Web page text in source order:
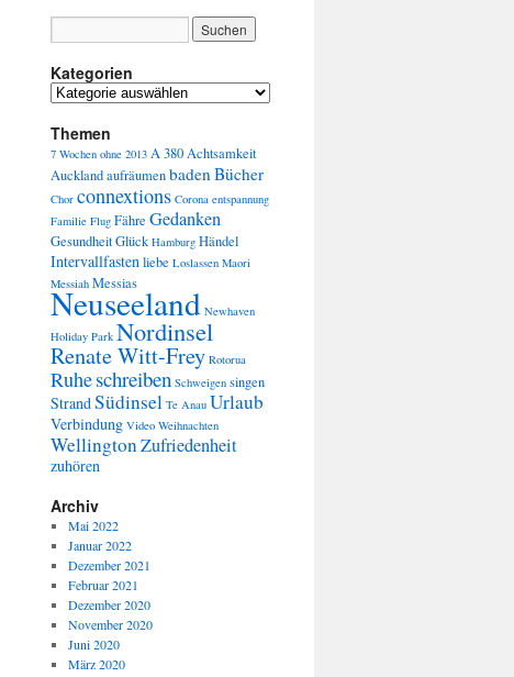
Kategorien
Themen
7 Wochen ohne 2013 A 380Achtsamkeit
AucklandaufräumenbadenBücher
Chor connextions Corona entspannung
Familie Flug Fähre Gedanken
GesundheitGlück Hamburg Händel
Intervallfastenliebe Loslassen Maori
Messiah Messias
Neuseeland Newhaven
Holiday Park Nordinsel
Renate Witt-Frey Rotorua
Ruheschreiben Schweigen singen
StrandSüdinsel Te Anau Urlaub
Verbindung Video Weihnachten
WellingtonZufriedenheit
zuhören
Archiv
Mai 2022
Januar 2022
Dezember 2021
Februar 2021
Dezember 2020
November 2020
Juni 2020
März 2020